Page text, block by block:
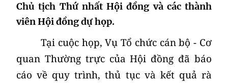
Chủ tịch Thứ nhất Hội đồng và các thành
viên Hội đồng dự họp.
Tại cuộc họp, Vụ Tổ chức cán bộ - Cơ
quan Thường trực của Hội đồng đã báo
cáo về quy trình, thủ tục và kết quả rà